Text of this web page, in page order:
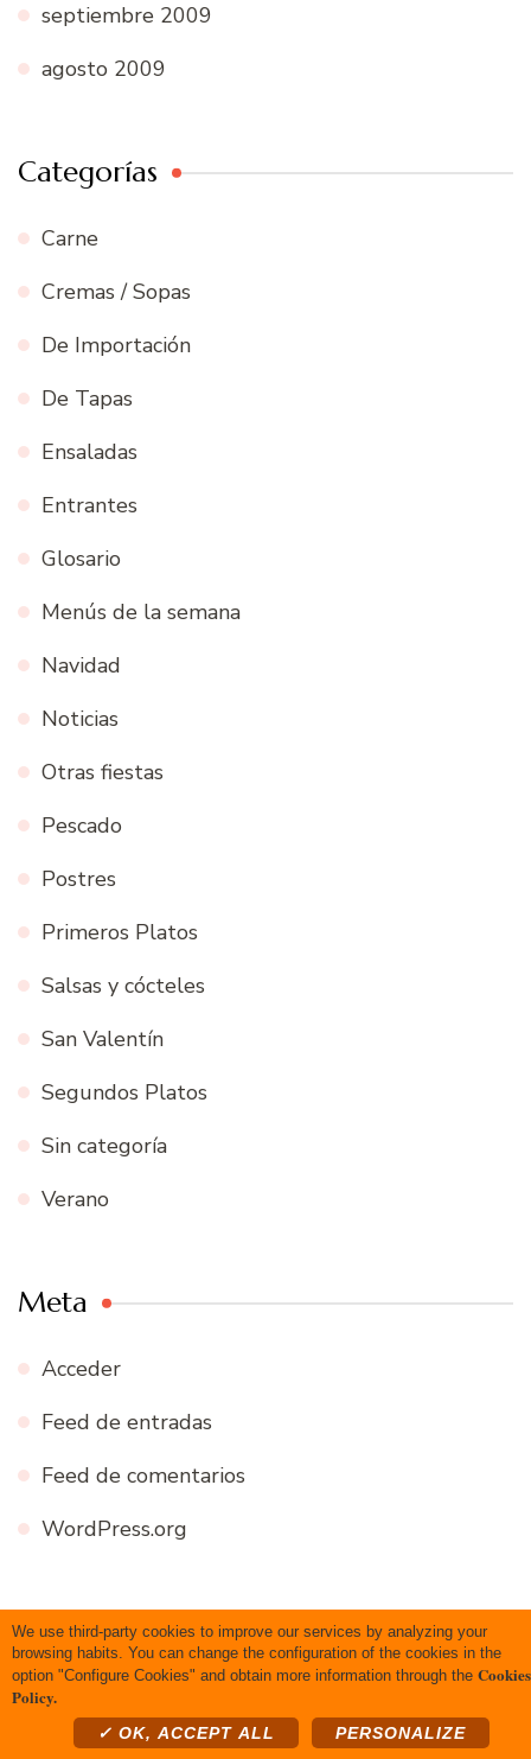
septiembre 2009
agosto 2009
Categorías
Carne
Cremas / Sopas
De Importación
De Tapas
Ensaladas
Entrantes
Glosario
Menús de la semana
Navidad
Noticias
Otras fiestas
Pescado
Postres
Primeros Platos
Salsas y cócteles
San Valentín
Segundos Platos
Sin categoría
Verano
Meta
Acceder
Feed de entradas
Feed de comentarios
WordPress.org
Copyright 2020 Todos los derechos reservadosBlossom
Recipe | Desarrollado porBlossom Themes .Funciona con
WordPress.Política de privacidad
We use third-party cookies to improve our services by analyzing your
browsing habits. You can change the configuration of the cookies in the
option "Configure Cookies" and obtain more information through the Cookies
Policy.
✓ OK, ACCEPT ALL PERSONALIZE